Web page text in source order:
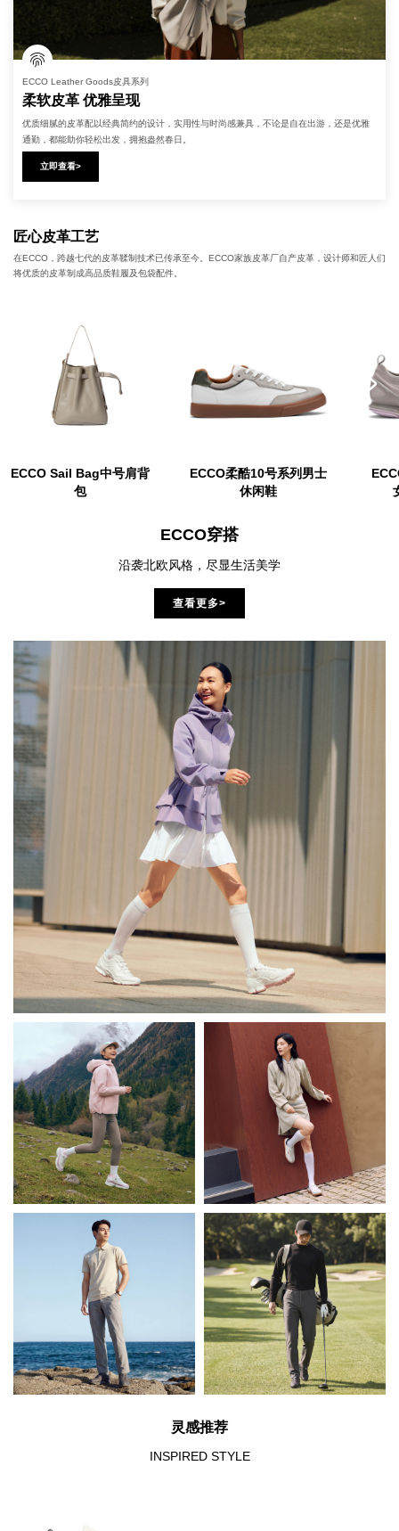
ECCO Leather Goods皮具系列
柔软皮革 优雅呈现
优质细腻的皮革配以经典简约的设计，实用性与时尚感兼具，不论是自在出游，还是优雅
通勤，都能助你轻松出发，拥抱盎然春日。
立即查看>
ECCO SOFT 10柔酷10号系列男士休闲鞋
轻盈上脚 柔软回弹
拼接鞋面采用细腻柔软的材质，轻盈柔韧且透气舒爽。搭配简约系带设计，可根据脚型自
由调节松紧，舒适贴合。
立即查看>
ECCO BIOM C 健步C系列女士户外运动鞋
都市探索 步履悠然
轻量缓震设计搭载BIOM®科技，完美平衡颜值与性能，拓展穿搭可能性，让全天候脚感轻
盈，体验都市探索的魅力
立即查看>
ECCO MARGOT 舞悦系列女士正装鞋
优雅气质 都市芭蕾
采用柔软质感皮质，轻盈舒适经典圆润鞋头，搭配系带设计，兼具优雅与俏皮，为经典而
永恒的廓形增添了一种现代感
立即查看>
匠心皮革工艺
在ECCO，跨越七代的皮革鞣制技术已传承至今。ECCO家族皮革厂自产皮革，设计师和匠人们
将优质的皮革制成高品质鞋履及包袋配件。
ECCO Sail Bag中号肩背
包
ECCO柔酷10号系列男士
休闲鞋
ECCO穿搭
沿袭北欧风格，尽显生活美学
查看更多>
灵感推荐
INSPIRED STYLE